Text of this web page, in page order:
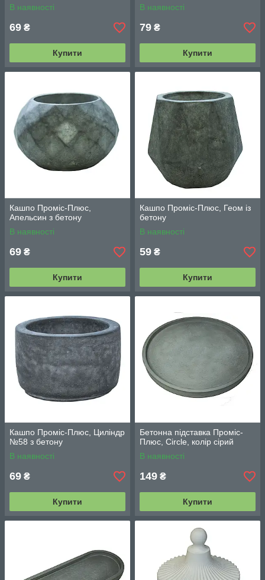
В наявності
69 ₴
Купити
В наявності
79 ₴
Купити
Кашпо Проміс-Плюс,
Апельсин з бетону
В наявності
69 ₴
Купити
Кашпо Проміс-Плюс, Геом із
бетону
В наявності
59 ₴
Купити
Кашпо Проміс-Плюс, Циліндр
№58 з бетону
В наявності
69 ₴
Купити
Бетонна підставка Проміс-
Плюс, Circle, колір сірий
В наявності
149 ₴
Купити